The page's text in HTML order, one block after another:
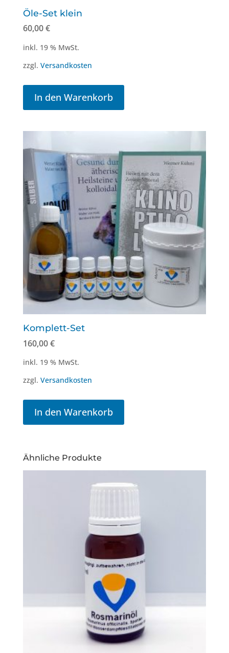
Öle-Set klein
60,00€
inkl. 19 % MwSt.
zzgl. Versandkosten
In den Warenkorb
Komplett-Set
160,00€
inkl. 19 % MwSt.
zzgl. Versandkosten
In den Warenkorb
Ähnliche Produkte